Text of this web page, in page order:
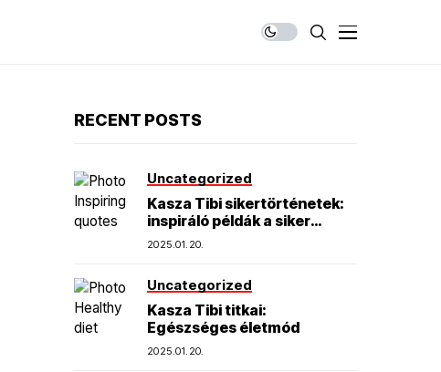
RECENT POSTS
Uncategorized
Kasza Tibi sikertörténetek:
inspiráló példák a siker
elérésére
2025.01.20.
Uncategorized
Kasza Tibi titkai:
Egészséges életmód
2025.01.20.